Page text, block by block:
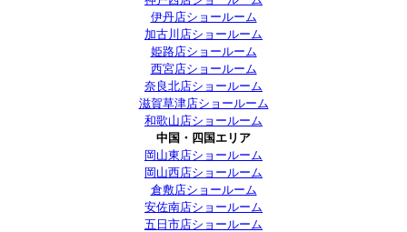
伊丹店ショールーム
加古川店ショールーム
姫路店ショールーム
西宮店ショールーム
奈良北店ショールーム
滋賀草津店ショールーム
和歌山店ショールーム
中国・四国エリア
岡山東店ショールーム
岡山西店ショールーム
倉敷店ショールーム
安佐南店ショールーム
五日市店ショールーム